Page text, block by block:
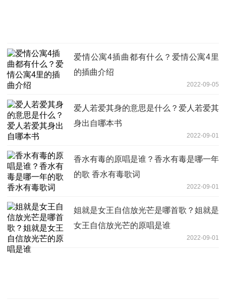
爱情公寓4插曲都有什么？爱情公寓4里
的插曲介绍
2022-09-05
爱人若爱其身的意思是什么？爱人若爱其
身出自哪本书
2022-09-01
香水有毒的原唱是谁？香水有毒是哪一年
的歌 香水有毒歌词
2022-09-01
姐就是女王自信放光芒是哪首歌？姐就是
女王自信放光芒的原唱是谁
2022-09-01